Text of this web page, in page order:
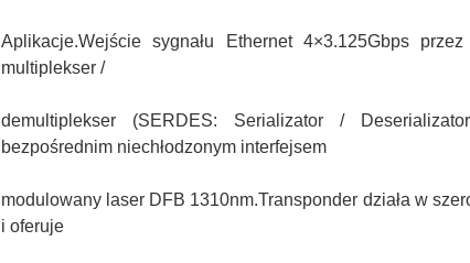
Aplikacje.Wejście sygnału Ethernet 4×3.125Gbps
multiplekser /
demultiplekser (SERDES: Serializator /
bezpośrednim niechłodzonym interfejsem
modulowany laser DFB 1310nm.Transponder działa w
i oferuje